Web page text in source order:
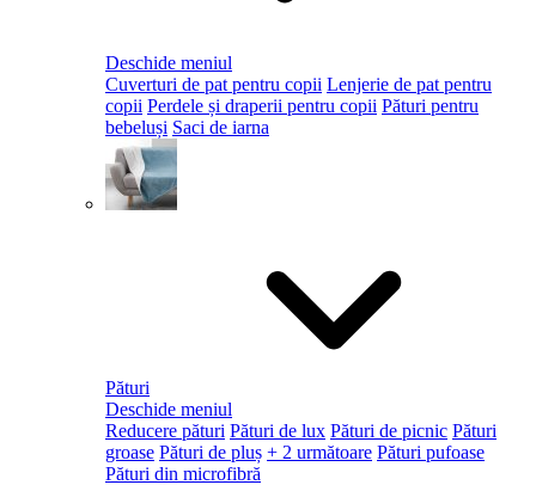
Deschide meniul
Cuverturi de pat pentru copii Lenjerie de pat pentru
copii Perdele și draperii pentru copii Pături pentru
bebeluși Saci de iarna
Pături
Deschide meniul
Reducere pături Pături de lux Pături de picnic Pături
groase Pături de pluș + 2 următoare Pături pufoase
Pături din microfibră